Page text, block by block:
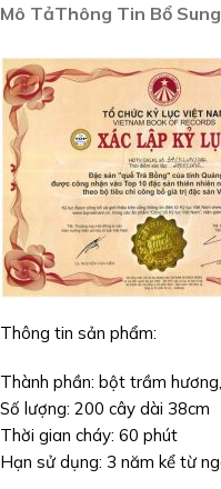
Mô TảThông Tin Bổ Sung
Thông tin sản phẩm:
Thành phần: bột trầm
Số lượng: 200 cây dài 38cm
Thời gian cháy: 60 phút
Hạn sử dụng: 3 năm kể từ